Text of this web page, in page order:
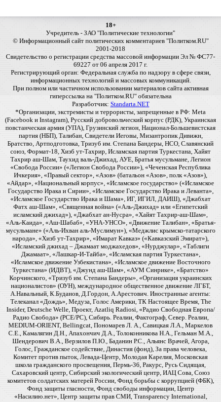
18+
Учредитель - ЗАО "Политические технологии"
© Информационный сайт политических комментариев "Политком.RU"
2001-2018
Свидетельство о регистрации средства массовой информации Эл № ФС77-
69227 от 06 апреля 2017 г.
Регистрирующий орган: Федеральная служба по надзору в сфере связи,
информационных технологий и массовых коммуникаций.
При полном или частичном использовании материалов сайта активная
гиперссылка на "Политком.RU" обязательна
Разработчик: Standarta.NET
*Организации, экстремисты и террористы, запрещенные в РФ: Meta
(Facebook и Instagram), Русский добровольческий корпус (РДК), Украинская
повстанческая армия (УПА), Грузинский легион, Национал-Большевистская
партия (НБП), Талибан, Свидетели Иеговы, Мизантропик Дивижн,
Братство, Артподготовка, Тризуб им. Степана Бандеры, НСО, Славянский
союз, Формат-18, Хизб ут-Тахрир, Исламская партия Туркестана, Хайят
Тахрир аш-Шам, Таухид валь-Джихад, АУЕ, Братья мусульмане, Легион
«Свобода России» («Легион Свобода России»), «Чеченская Республика
Ичкерия», «Правый сектор», «Азов» (батальон «Азов», полк «Азов»),
«Айдар», «Национальный корпус», «Исламское государство» («Исламское
Государство Ирака и Сирии», «Исламское Государство Ирака и Леванта»,
«Исламское Государство Ирака и Шама», ИГ, ИГИЛ, ДАИШ), «Джабхат
Фатх аш-Шам», «Священная война» («Аль-Джихад» или «Египетский
исламский джихад»), «Джабхат ан-Нусра», «Хайят Тахрир-аш-Шам»,
«Аль-Каида», «Аш-Шабаб», «УНА-УНСО», «Движение Талибан», «Братья-
мусульмане» («Аль-Ихван аль-Муслимун»), «Меджлис крымско-татарского
народа», «Хизб ут-Тахрир», «Имарат Кавказ» («Кавказский Эмират»),
«Исламский джихад – Джамаат моджахедов», «Нурджулар», «Таблиги
Джамаат», «Лашкар-И-Тайба», «Исламская партия Туркестана»,
«Исламское движение Узбекистана», «Исламское движение Восточного
Туркестана» (ИДВТ), «Джунд аш-Шам», «АУМ Синрике», «Братство»
Корчинского, «Тризуб им. Степана Бандеры», «Организация украинских
националистов» (ОУН), международное общественное движение ЛГБТ,
А.Навальный, К.Буданов, Д.Гордон, А.Арестович. Иностранные агенты:
Телеканал «Дождь», Медуза, Голос Америки, ТК Настоящее Время, The
Insider, Deutsche Welle, Проект, Azatliq Radiosi, «Радио Свободная Европа/
Радио Свобода» (PCE/PC), Сибирь. Реалии, Фактограф, Север. Реалии,
MEDIUM-ORIENT, Bellingcat, Пономарев Л. А., Савицкая Л.А., Маркелов
С.Е., Камалягин Д.Н., Апахончич Д.А., Толоконникова Н.А., Гельман М.А.,
Шендерович В.А., Верзилов П.Ю., Баданин Р.С., Альянс Врачей, Агора,
Голос, Гражданское содействие, Династия (фонд), За права человека,
Комитет против пыток, Левада-Центр, Молодая Карелия, Московская
школа гражданского просвещения, Пермь-36, Ракурс, Русь Сидящая,
Сахаровский центр, Сибирский экологический центр, ИАЦ Сова, Союз
комитетов солдатских матерей России, Фонд борьбы с коррупцией (ФБК),
Фонд защиты гласности, Фонд свободы информации, Центр
«Насилию.нет», Центр защиты прав СМИ, Transparency International,